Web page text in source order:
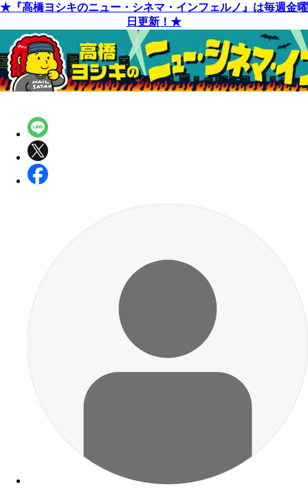
★『高橋ヨシキのニュー・シネマ・インフェルノ』は毎週金曜
日更新！★